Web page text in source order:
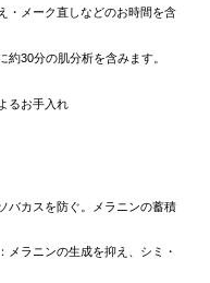
・メーク直しなどのお時間を含
30分の肌分析を含みます。
るお手入れ
バカスを防ぐ。メラニンの蓄積
メラニンの生成を抑え、シミ・